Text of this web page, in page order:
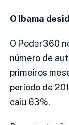
O Ibama
O Poder360
número de
primeiros
período de
caiu 63%.